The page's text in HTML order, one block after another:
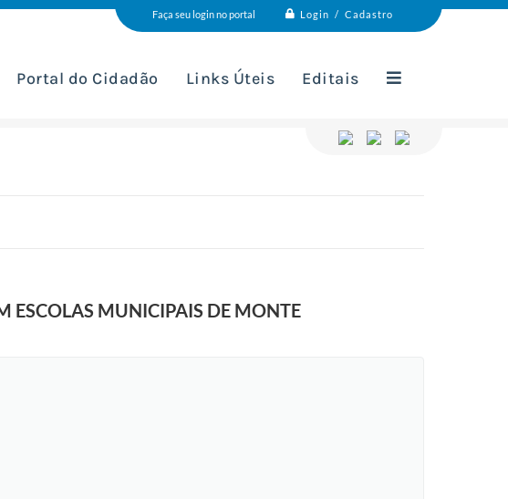
Faça seu login no portal Login / Cadastro
Portal do Cidadão Links Úteis Editais
ESCOLAS MUNICIPAIS DE MONTE